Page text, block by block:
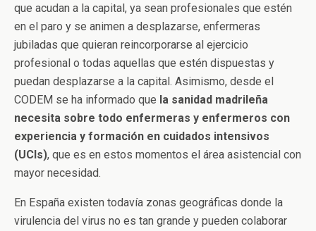
que acudan a la capital, ya sean profesionales que estén
en el paro y se animen a desplazarse, enfermeras
jubiladas que quieran reincorporarse al ejercicio
profesional o todas aquellas que estén dispuestas y
puedan desplazarse a la capital. Asimismo, desde el
CODEM se ha informado que la sanidad madrileña
necesita sobre todo enfermeras y enfermeros con
experiencia y formación en cuidados intensivos
(UCIs), que es en estos momentos el área asistencial con
mayor necesidad.
En España existen todavía zonas geográficas donde la
virulencia del virus no es tan grande y pueden colaborar